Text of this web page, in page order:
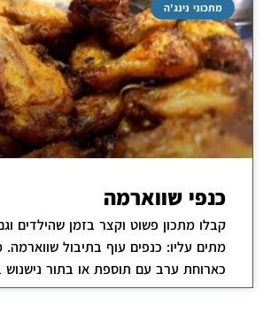
מתכוני נינג'ה
כנפי שווארמה
קבלו מתכון פשוט וקצר בזמן שהילדים
מתים עליו: כנפים עוף בתיבול שווארמה.
כארוחת ערב עם תוספת או בתור נישנוש